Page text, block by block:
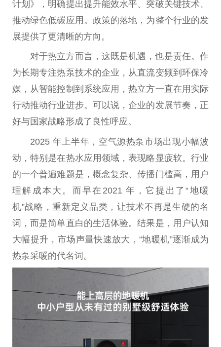
计划》，明确提出提升能效水平、突破关键技术、
推动绿色低碳应用。政策的落地，为整个行业的发
展提供了更清晰的方向。
对于热立方而言，这既是机遇，也是责任。作
为长期专注热泵技术的企业，从直流变频到环保冷
媒，从智能控制到系统应用，热立方一直在用实际
行动推动行业进步。可以说，企业的发展节奏，正
好与国家战略形成了良性呼应。
2025 年上半年，空气源热泵市场出现小幅波
动，特别是在热水应用领域，表现略显疲软。行业
的一个普遍难题是，概念复杂、传播门槛高，用户
理解成本大。而早在2021 年，它 提出 了“地暖
机”战略，重新定义品类，让技术不再是生硬的名
词，而是简单直白的生活体验。结果是，用户认知
大幅提升，市场声量快速放大，“地暖机”逐渐成为
热泵采暖的代名词。